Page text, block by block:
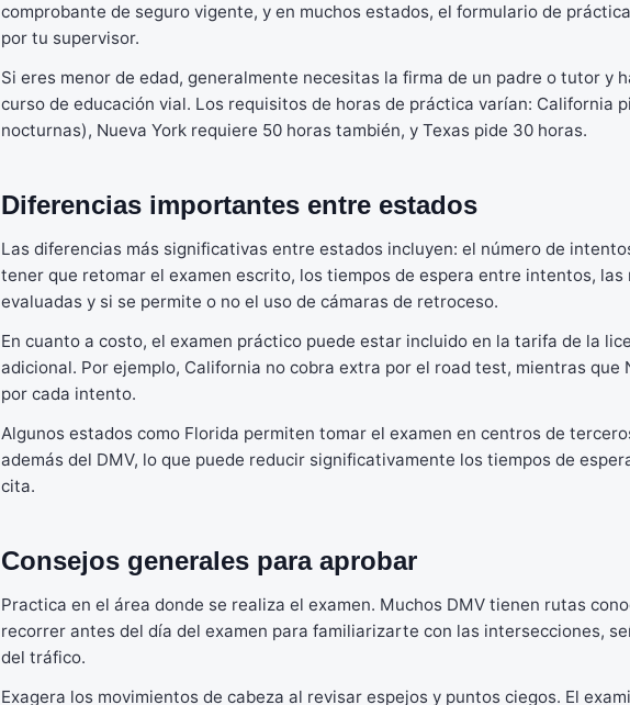
comprobante de seguro vigente, y en muchos estados, el formulario de
por tu supervisor.
Si eres menor de edad, generalmente necesitas la firma de un padre o tutor y
curso de educación vial. Los requisitos de horas de práctica varían: California
nocturnas), Nueva York requiere 50 horas también, y Texas pide 30 horas.
Diferencias importantes entre estados
Las diferencias más significativas entre estados incluyen: el número de
tener que retomar el examen escrito, los tiempos de espera entre intentos, las
evaluadas y si se permite o no el uso de cámaras de retroceso.
En cuanto a costo, el examen práctico puede estar incluido en la tarifa de la
adicional. Por ejemplo, California no cobra extra por el road test, mientras que
por cada intento.
Algunos estados como Florida permiten tomar el examen en centros de
además del DMV, lo que puede reducir significativamente los tiempos de
cita.
Consejos generales para aprobar
Practica en el área donde se realiza el examen. Muchos DMV tienen rutas
recorrer antes del día del examen para familiarizarte con las intersecciones,
del tráfico.
Exagera los movimientos de cabeza al revisar espejos y puntos ciegos. El